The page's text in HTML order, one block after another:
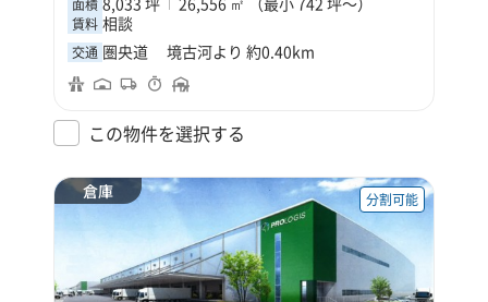
面積
賃料 相談
交通 圏央道 境古河より 約0.40km
この物件を選択する
倉庫 分割可能